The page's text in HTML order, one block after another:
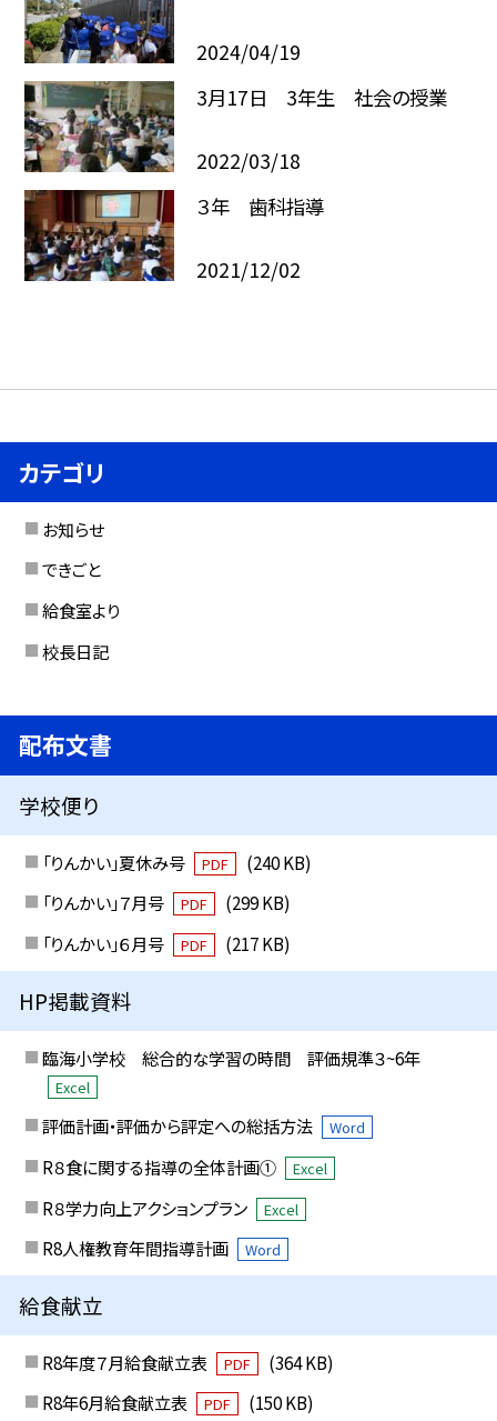
2024/04/19
3月17日 3年生 社会の授業
2022/03/18
３年 歯科指導
2021/12/02
カテゴリ
お知らせ
できごと
給食室より
校長日記
配布文書
学校便り
「りんかい」夏休み号 PDF
(240 KB)
「りんかい」７月号
PDF
(299 KB)
「りんかい」６月号
PDF (217 KB)
HP掲載資料
臨海小学校 総合的な学習の時間 評価規準３~6年
Excel
評価計画・評価から評定への総括方法 Word
R８食に関する指導の全体計画① Excel
R８学力向上アクションプラン Excel
R8人権教育年間指導計画 Word
給食献立
R8年度７月給食献立表 PDF
(364 KB)
R8年6月給食献立表
PDF (150 KB)